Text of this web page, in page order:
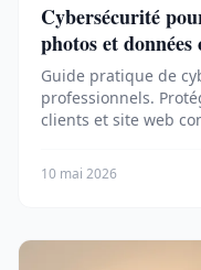
Cybersécurité
photos et données
Guide pratique de
professionnels.
clients et site web
10 mai 2026